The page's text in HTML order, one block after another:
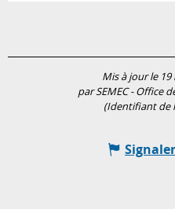
Mis à jour le 19
par SEMEC - Office
(Identifiant de